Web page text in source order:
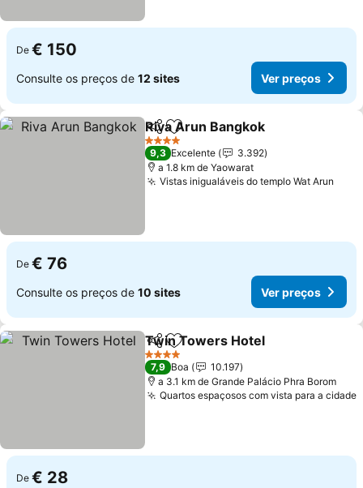
De € 150
Consulte os preços de 12 sites Ver preços
PartilharAdicionar aos favoritos
Riva Arun Bangkok
4 Estrelas
9,3 Excelente
3.392
a 1.8 km de Yaowarat
Vistas inigualáveis do templo Wat Arun
De € 76
Consulte os preços de 10 sites Ver preços
PartilharAdicionar aos favoritos
Twin Towers Hotel
4 Estrelas
7,9 Boa
10.197
a 3.1 km de Grande Palácio Phra Borom
Quartos espaçosos com vista para a cidade
De € 28